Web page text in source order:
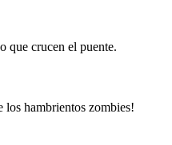
que crucen el puente.
los hambrientos zombies!